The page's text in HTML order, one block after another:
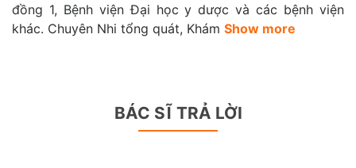
đồng 1, Bệnh viện Đại học y dược và các bệnh viện
khác. Chuyên Nhi tổng quát, Khám Show more
BÁC SĨ TRẢ LỜI